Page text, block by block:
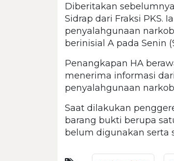
Diberitakan
Sidrap dari Fraksi PKS.
penyalahgunaan
berinisial A pada Senin
Penangkapan HA
menerima informasi
penyalahgunaan
Saat dilakukan
barang bukti berupa
belum digunakan serta